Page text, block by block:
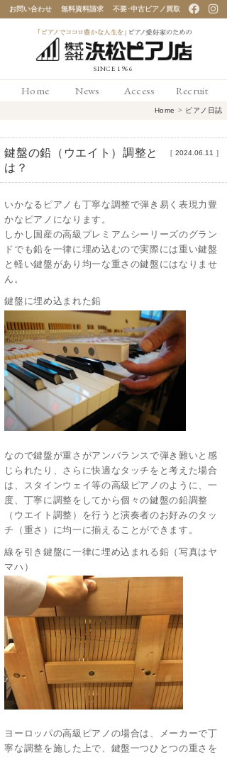
「ピアノでココロ豊かな
人生を」ピアノ愛好家の
ための 浜松ピアノ店
お問い合わせ 無料資料請求 不要･中古ピアノ買取
Home News Access Recruit
Home > ピアノ日誌
［ 2024.06.11 ］
鍵盤の鉛（ウエイト）調整と
は？
いかなるピアノも丁寧な調整で弾き易く表現力豊
かなピアノになります。
しかし国産の高級プレミアムシーリーズのグラン
ドでも鉛を一律に埋め込むので実際には重い鍵盤
と軽い鍵盤があり均一な重さの鍵盤にはなりませ
ん。
鍵盤に埋め込まれた鉛
なので鍵盤が重さがアンバランスで弾き難いと感
じられたり、さらに快適なタッチをと考えた場合
は、スタインウェイ等の高級ピアノのように、一
度、丁寧に調整をしてから個々の鍵盤の鉛調整
（ウエイト調整）を行うと演奏者のお好みのタッ
チ（重さ）に均一に揃えることができます。
線を引き鍵盤に一律に埋め込まれる鉛（写真はヤ
マハ）
ヨーロッパの高級ピアノの場合は、メーカーで丁
寧な調整を施した上で、鍵盤一つひとつの重さを